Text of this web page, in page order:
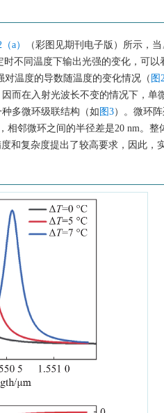
a） （彩图见期刊电子版）所示，
时不同温度下输出光强的变化，可
温度的导数随温度的变化情况（ 图
而在入射光波长不变的情况下，单
多微环级联结构（如 图3）。微环
邻微环之间的半径差是20 nm。整
和复杂度提出了较高要求，因此，